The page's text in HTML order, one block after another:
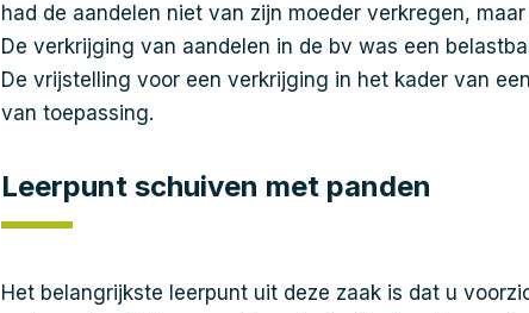
had de aandelen niet van zijn moeder verkregen,
De verkrijging van aandelen in de bv was een
De vrijstelling voor een verkrijging in het kader van
van toepassing.
Leerpunt schuiven met panden
Het belangrijkste leerpunt uit deze zaak is dat u